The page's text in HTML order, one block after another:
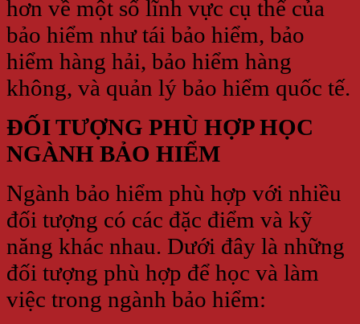
hơn về một số lĩnh vực cụ thể của
bảo hiểm như tái bảo hiểm, bảo
hiểm hàng hải, bảo hiểm hàng
không, và quản lý bảo hiểm quốc tế.
ĐỐI TƯỢNG PHÙ HỢP HỌC
NGÀNH BẢO HIỂM
Ngành bảo hiểm phù hợp với nhiều
đối tượng có các đặc điểm và kỹ
năng khác nhau. Dưới đây là những
đối tượng phù hợp để học và làm
việc trong ngành bảo hiểm: